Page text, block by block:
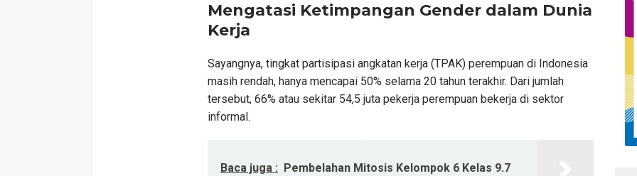
Mengatasi Ketimpangan Gender dalam Dunia
Kerja
Sayangnya, tingkat partisipasi angkatan kerja (TPAK) perempuan di Indonesia
masih rendah, hanya mencapai 50% selama 20 tahun terakhir. Dari jumlah
tersebut, 66% atau sekitar 54,5 juta pekerja perempuan bekerja di sektor
informal.
Baca juga : Pembelahan Mitosis Kelompok 6 Kelas 9.7